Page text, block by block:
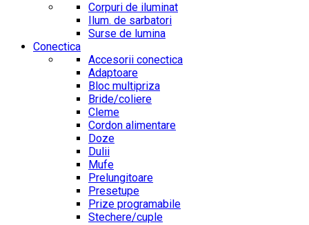
Corpuri de iluminat
Ilum. de sarbatori
Surse de lumina
Conectica
Accesorii conectica
Adaptoare
Bloc multipriza
Bride/coliere
Cleme
Cordon alimentare
Doze
Dulii
Mufe
Prelungitoare
Presetupe
Prize programabile
Stechere/cuple